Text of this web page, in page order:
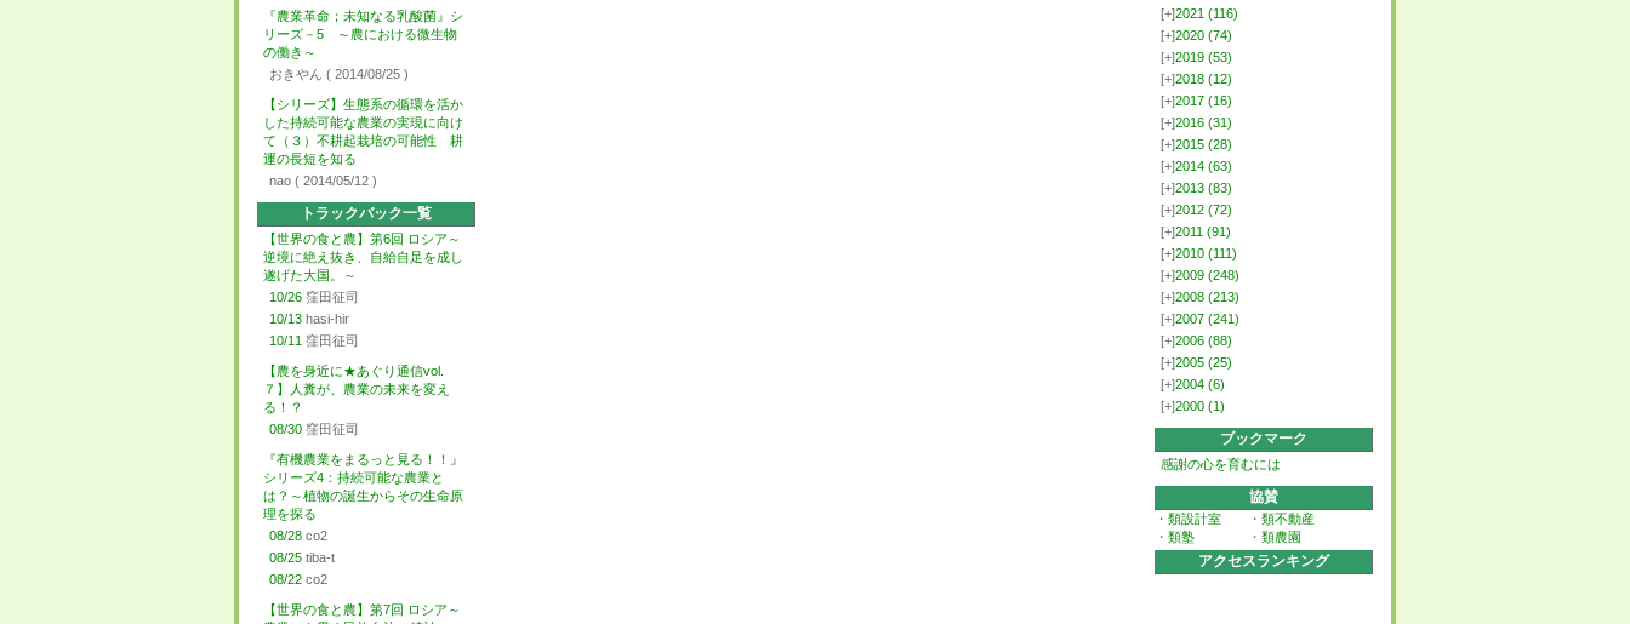
『農業革命；未知なる乳酸菌』シ
リーズ－5 ～農における微生物
の働き～
おきやん ( 2014/08/25 )
【シリーズ】生態系の循環を活か
した持続可能な農業の実現に向け
て（３）不耕起栽培の可能性 耕
運の長短を知る
nao ( 2014/05/12 )
トラックバック一覧
【世界の食と農】第6回 ロシア～
逆境に絶え抜き、自給自足を成し
遂げた大国。～
10/26 窪田征司
10/13 hasi-hir
10/11 窪田征司
【農を身近に★あぐり通信vol.
７】人糞が、農業の未来を変え
る！？
08/30 窪田征司
『有機農業をまるっと見る！！』
シリーズ4：持続可能な農業と
は？～植物の誕生からその生命原
理を探る
08/28 co2
08/25 tiba-t
08/22 co2
【世界の食と農】第7回 ロシア～
[+]2021 (116)
[+]2020 (74)
[+]2019 (53)
[+]2018 (12)
[+]2017 (16)
[+]2016 (31)
[+]2015 (28)
[+]2014 (63)
[+]2013 (83)
[+]2012 (72)
[+]2011 (91)
[+]2010 (111)
[+]2009 (248)
[+]2008 (213)
[+]2007 (241)
[+]2006 (88)
[+]2005 (25)
[+]2004 (6)
[+]2000 (1)
ブックマーク
感謝の心を育むには
協賛
・ 類設計室 ・ 類不動産
・ 類塾 ・ 類農園
アクセスランキング